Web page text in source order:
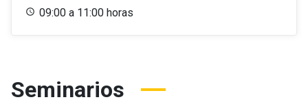
09:00 a 11:00 horas
Seminarios